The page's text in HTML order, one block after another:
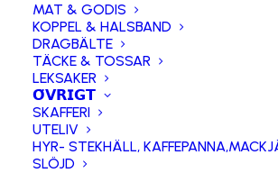
MAT & GODIS
KOPPEL & HALSBAND
DRAGBÄLTE
TÄCKE & TOSSAR
LEKSAKER
𝗢̈𝗩𝗥𝗜𝗚𝗧
SKAFFERI
UTELIV
HYR- STEKHÄLL,
SLÖJD